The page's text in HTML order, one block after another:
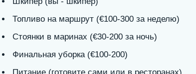
Топливо на маршрут (€100-300 за неделю)
Стоянки в маринах (€30-200 за ночь)
Финальная уборка (€100-200)
Питание (готовите сами или в ресторанах)